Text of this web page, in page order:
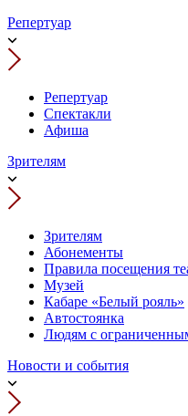
Репертуар
Репертуар
Спектакли
Афиша
Зрителям
Зрителям
Абонементы
Правила посещения
Музей
Кабаре «Белый рояль»
Автостоянка
Людям с
Новости и события